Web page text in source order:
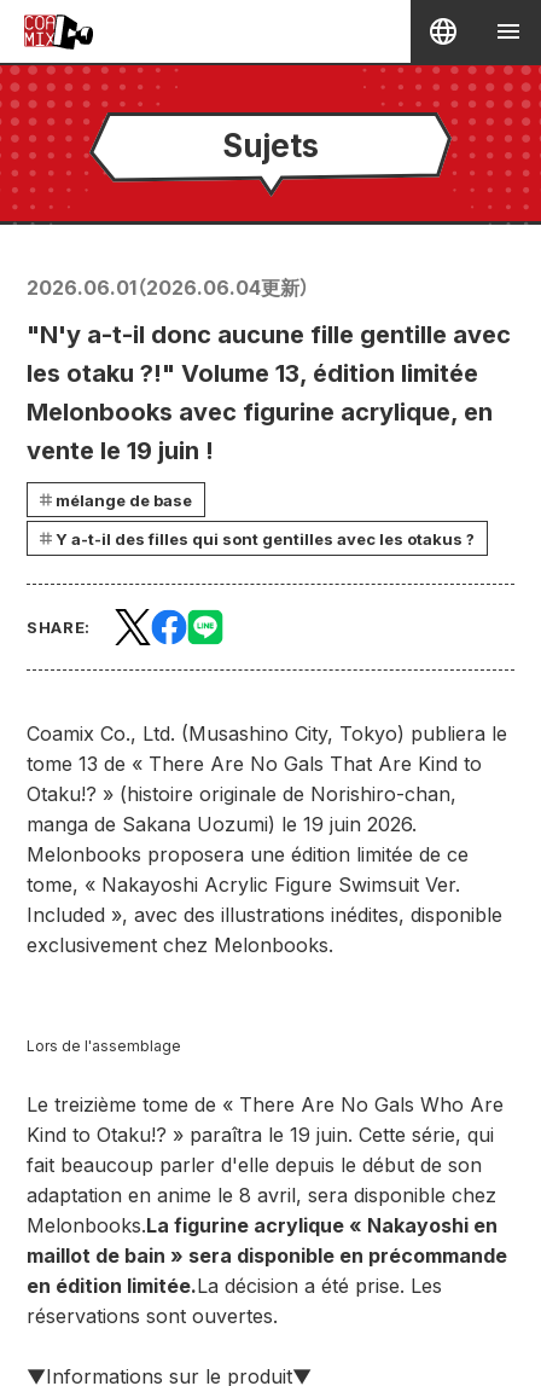
Sujets
2026.06.01（2026.06.04更新）
"N'y a-t-il donc aucune fille gentille avec
les otaku ?!" Volume 13, édition limitée
Melonbooks avec figurine acrylique, en
vente le 19 juin !
mélange de base
Y a-t-il des filles qui sont gentilles avec les otakus ?
SHARE:
Coamix Co., Ltd. (Musashino City, Tokyo) publiera le
tome 13 de « There Are No Gals That Are Kind to
Otaku!? » (histoire originale de Norishiro-chan,
manga de Sakana Uozumi) le 19 juin 2026.
Melonbooks proposera une édition limitée de ce
tome, « Nakayoshi Acrylic Figure Swimsuit Ver.
Included », avec des illustrations inédites, disponible
exclusivement chez Melonbooks.
Lors de l'assemblage
Le treizième tome de « There Are No Gals Who Are
Kind to Otaku!? » paraîtra le 19 juin. Cette série, qui
fait beaucoup parler d'elle depuis le début de son
adaptation en anime le 8 avril, sera disponible chez
Melonbooks.La figurine acrylique « Nakayoshi en
maillot de bain » sera disponible en précommande
en édition limitée.La décision a été prise. Les
réservations sont ouvertes.
▼Informations sur le produit▼